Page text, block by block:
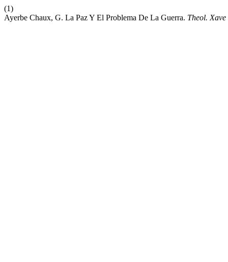
(1)
Ayerbe Chaux, G. La Paz Y El Problema De La Guerra. Theol. Xave